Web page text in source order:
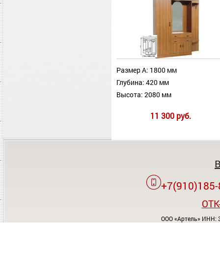
Размер А: 1800 мм
Глубина: 420 мм
Высота: 2080 мм
11 300 руб.
ООО «Артель» ИНН: